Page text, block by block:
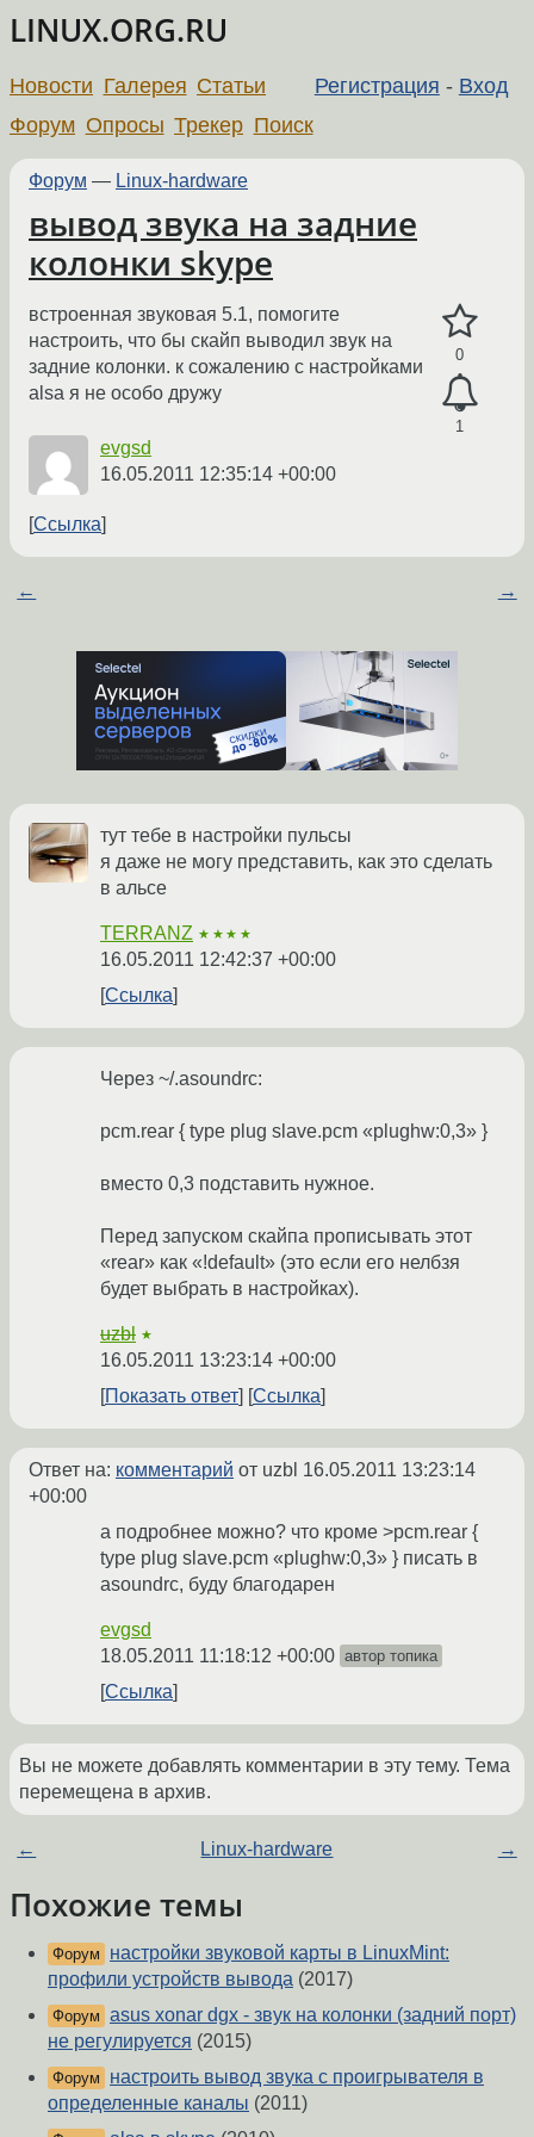
LINUX.ORG.RU
Регистрация - Вход
Новости Галерея Статьи
Форум Опросы Трекер Поиск
Форум — Linux-hardware
вывод звука на задние
колонки skype
0
1
встроенная звуковая 5.1, помогите
настроить, что бы скайп выводил звук на
задние колонки. к сожалению с настройками
alsa я не особо дружу
evgsd
16.05.2011 12:35:14 +00:00
Ссылка
← →
тут тебе в настройки пульсы
я даже не могу представить, как это сделать
в альсе
TERRANZ ★★★★
16.05.2011 12:42:37 +00:00
Ссылка
Через ~/.asoundrc:
pcm.rear { type plug slave.pcm «plughw:0,3» }
вместо 0,3 подставить нужное.
Перед запуском скайпа прописывать этот
«rear» как «!default» (это если его нелбзя
будет выбрать в настройках).
uzbl ★
16.05.2011 13:23:14 +00:00
Показать ответ
Ссылка
Ответ на: комментарий от uzbl 16.05.2011 13:23:14
+00:00
а подробнее можно? что кроме >pcm.rear {
type plug slave.pcm «plughw:0,3» } писать в
asoundrc, буду благодарен
evgsd
18.05.2011 11:18:12 +00:00 автор топика
Ссылка
Вы не можете добавлять комментарии в эту тему. Тема
перемещена в архив.
← Linux-hardware →
Похожие темы
Форум
настройки звуковой карты в LinuxMint:
профили устройств вывода (2017)
Форум asus xonar dgx - звук на колонки (задний порт)
не регулируется (2015)
Форум
настроить вывод звука с проигрывателя в
определенные каналы (2011)